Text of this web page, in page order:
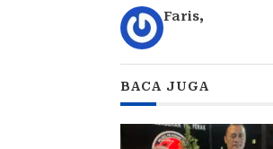
Faris,
BACA JUGA